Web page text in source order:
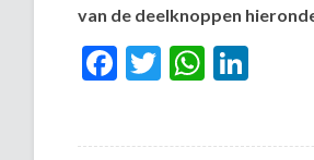
van de deelknoppen
Facebook
Twitter